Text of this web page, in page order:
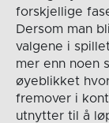
forskjellige
Dersom man
valgene i
mer enn noen
øyeblikket
fremover i
utnytter til å